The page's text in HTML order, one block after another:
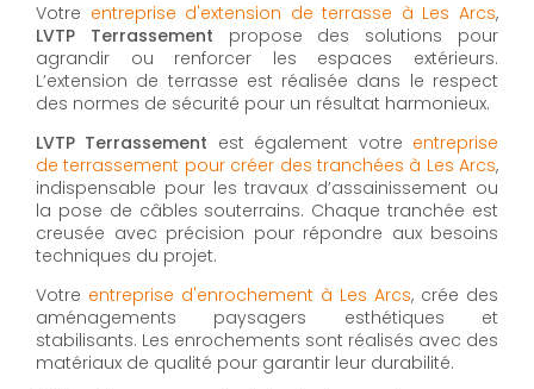
Votre entreprise d'extension de terrasse à Les Arcs,
LVTP Terrassement propose des solutions pour
agrandir ou renforcer les espaces extérieurs.
L’extension de terrasse est réalisée dans le respect
des normes de sécurité pour un résultat harmonieux.
LVTP Terrassement est également votre entreprise
de terrassement pour créer des tranchées à Les Arcs,
indispensable pour les travaux d’assainissement ou
la pose de câbles souterrains. Chaque tranchée est
creusée avec précision pour répondre aux besoins
techniques du projet.
Votre entreprise d'enrochement à Les Arcs, crée des
aménagements paysagers esthétiques et
stabilisants. Les enrochements sont réalisés avec des
matériaux de qualité pour garantir leur durabilité.